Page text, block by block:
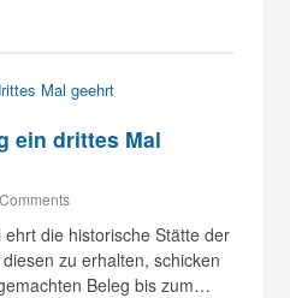
ein drittes Mal
die historische Stätte der
zu erhalten, schicken
Beleg bis zum…